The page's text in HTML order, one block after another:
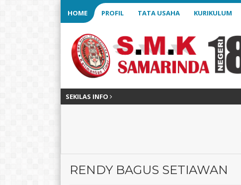
HOME PROFIL TATA USAHA KURIKULUM
SEKILAS INFO
RENDY BAGUS SETIAWAN